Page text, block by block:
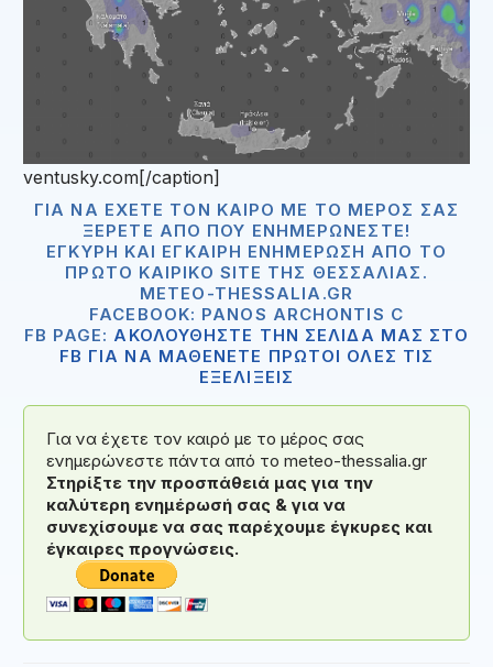
ventusky.com[/caption]
ΓΙΑ ΝΑ ΈΧΕΤΕ ΤΟΝ ΚΑΙΡΌ ΜΕ ΤΟ ΜΈΡΟΣ ΣΑΣ
ΞΈΡΕΤΕ ΑΠΟ ΠΟΥ ΕΝΗΜΕΡΏΝΕΣΤΕ!
ΈΓΚΥΡΗ ΚΑΙ ΈΓΚΑΙΡΗ ΕΝΗΜΈΡΩΣΗ ΑΠΟ ΤΟ
ΠΡΏΤΟ ΚΑΙΡΙΚΌ SITE ΤΗΣ ΘΕΣΣΑΛΊΑΣ.
METEO-THESSALIA.GR
FACEBOOK: PANOS ARCHONTIS C
FB PAGE: ΑΚΟΛΟΥΘΗΣΤΕ ΤΗΝ ΣΕΛΙΔΑ ΜΑΣ ΣΤΟ
FB ΓΙΑ ΝΑ ΜΑΘΕΝΕΤΕ ΠΡΩΤΟΙ ΟΛΕΣ ΤΙΣ
ΕΞΕΛΙΞΕΙΣ
Για να έχετε τον καιρό με το μέρος σας
ενημερώνεστε πάντα από το meteo-thessalia.gr
Στηρίξτε την προσπάθειά μας για την
καλύτερη ενημέρωσή σας & για να
συνεχίσουμε να σας παρέχουμε έγκυρες και
έγκαιρες προγνώσεις.